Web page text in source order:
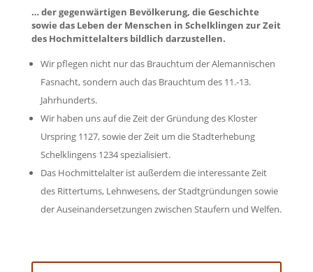
… der gegenwärtigen Bevölkerung, die Geschichte
sowie das Leben der Menschen in Schelklingen zur Zeit
des Hochmittelalters bildlich darzustellen.
Wir pflegen nicht nur das Brauchtum der Alemannischen
Fasnacht, sondern auch das Brauchtum des 11.-13.
Jahrhunderts.
Wir haben uns auf die Zeit der Gründung des Kloster
Urspring 1127, sowie der Zeit um die Stadterhebung
Schelklingens 1234 spezialisiert.
Das Hochmittelalter ist außerdem die interessante Zeit
des Rittertums, Lehnwesens, der Stadtgründungen sowie
der Auseinandersetzungen zwischen Staufern und Welfen.